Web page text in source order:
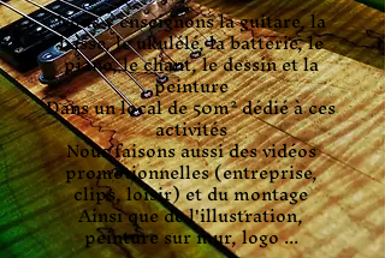
Nous y enseignons la guitare, la
basse, le ukulélé, la batterie, le
piano, le chant, le dessin et la
peinture
Dans un local de 50m² dédié à ces
activités
Nous faisons aussi des vidéos
promotionnelles (entreprise,
clips, loisir) et du montage
Ainsi que de l'illustration,
peinture sur mur, logo ...